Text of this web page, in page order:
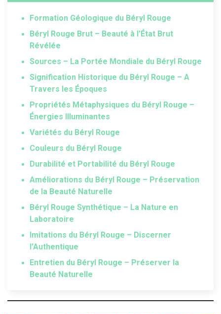
Formation Géologique du Béryl Rouge
Béryl Rouge Brut – Beauté à l’État Brut
Révélée
Sources – La Portée Mondiale du Béryl Rouge
Signification Historique du Béryl Rouge – A
Travers les Époques
Propriétés Métaphysiques du Béryl Rouge –
Énergies Illuminantes
Variétés du Béryl Rouge
Couleurs du Béryl Rouge
Durabilité et Portabilité du Béryl Rouge
Améliorations du Béryl Rouge – Préservation
de la Beauté Naturelle
Béryl Rouge Synthétique – La Nature en
Laboratoire
Imitations du Béryl Rouge – Discerner
l’Authentique
Entretien du Béryl Rouge – Préserver la
Beauté Naturelle